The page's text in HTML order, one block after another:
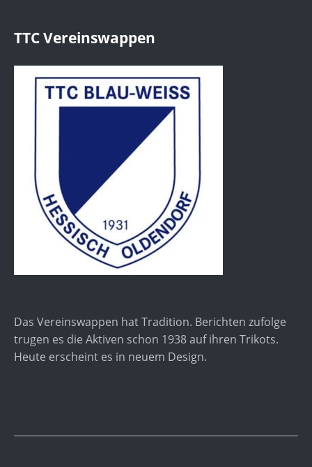
TTC Vereinswappen
Das Vereinswappen hat Tradition. Berichten zufolge
trugen es die Aktiven schon 1938 auf ihren Trikots.
Heute erscheint es in neuem Design.